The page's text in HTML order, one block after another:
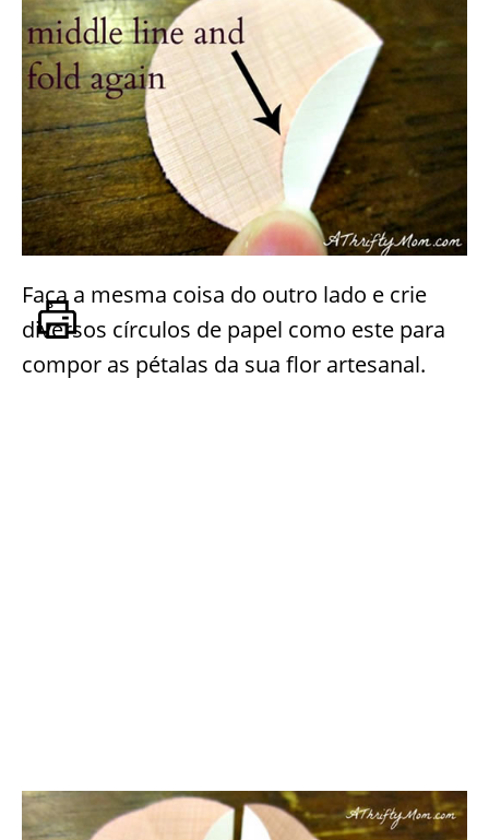
Faça a mesma coisa do outro lado e crie
diversos círculos de papel como este para
compor as pétalas da sua flor artesanal.